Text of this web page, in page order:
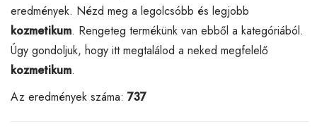
eredmények. Nézd meg a legolcsóbb és legjobb
kozmetikum. Rengeteg termékünk van ebből a kategóriából.
Úgy gondoljuk, hogy itt megtalálod a neked megfelelő
kozmetikum.
Az eredmények száma: 737